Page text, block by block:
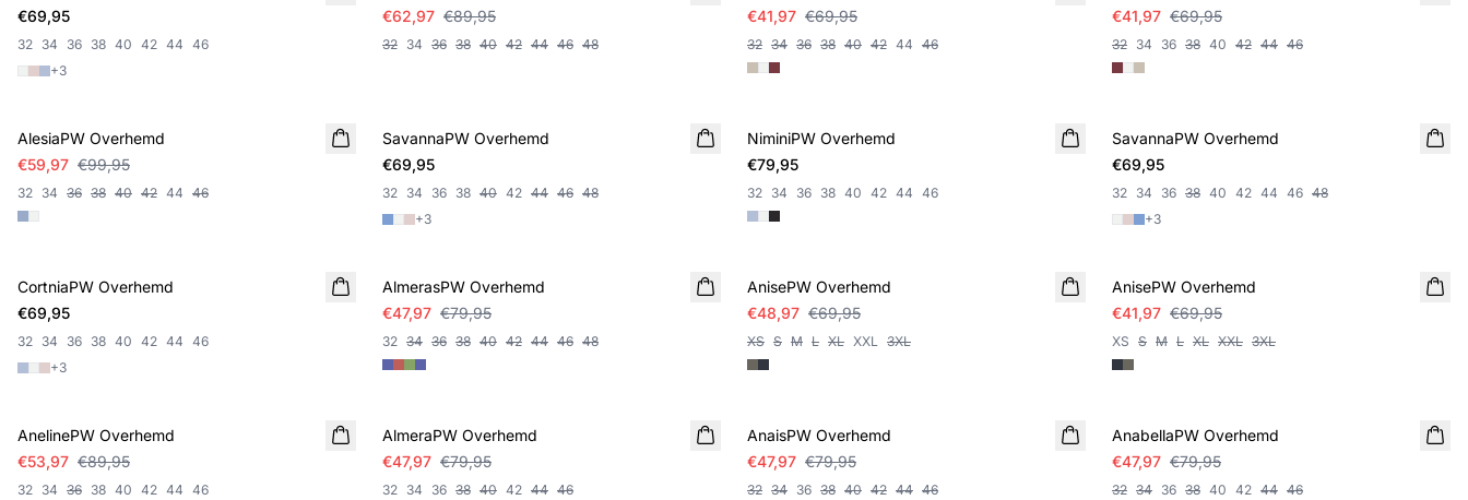
€69,95
32 34 36 38 40 42 44 46
+3
€62,97 €89,95
32 34 36 38 40 42 44 46 48
€41,97 €69,95
32 34 36 38 40 42 44 46
€41,97 €69,95
32 34 36 38 40 42 44 46
AlesiaPW Overhemd
€59,97 €99,95
32 34 36 38 40 42 44 46
SavannaPW Overhemd
€69,95
32 34 36 38 40 42 44 46 48
+3
NiminiPW Overhemd
€79,95
32 34 36 38 40 42 44 46
SavannaPW Overhemd
€69,95
32 34 36 38 40 42 44 46 48
+3
CortniaPW Overhemd
€69,95
32 34 36 38 40 42 44 46
+3
AlmerasPW Overhemd
€47,97 €79,95
32 34 36 38 40 42 44 46 48
AnisePW Overhemd
€48,97 €69,95
XS S M L XL XXL 3XL
AnisePW Overhemd
€41,97 €69,95
XS S M L XL XXL 3XL
AnelinePW Overhemd
€53,97 €89,95
32 34 36 38 40 42 44 46
AlmeraPW Overhemd
€47,97 €79,95
32 34 36 38 40 42 44 46
AnaisPW Overhemd
€47,97 €79,95
32 34 36 38 40 42 44 46
AnabellaPW Overhemd
€47,97 €79,95
32 34 36 38 40 42 44 46